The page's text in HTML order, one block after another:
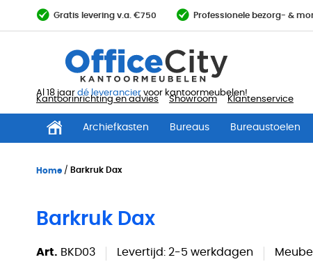
Gratis levering v.a. €750 Professionele bezorg- &
Al 18 jaar dé leverancier voor kantoormeubelen!
Kantoorinrichting en advies Showroom Klantenservice
Archiefkasten Bureaus Bureaustoelen
Home Barkruk Dax
Barkruk Dax
Art. BKD03 Levertijd: 2-5 werkdagen